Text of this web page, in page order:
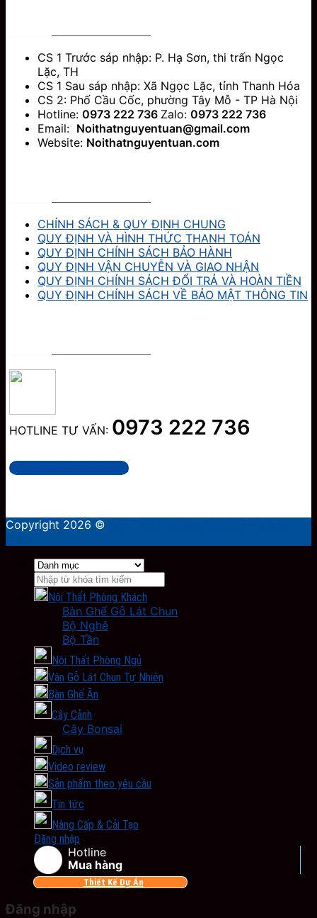
CS 1 Trước sáp nhập: P. Hạ Sơn, thi trấn Ngọc
Lặc, TH
CS 1 Sau sáp nhập: Xã Ngọc Lặc, tỉnh Thanh Hóa
CS 2: Phố Cầu Cốc, phường Tây Mỗ - TP Hà Nội
Hotline: 0973 222 736 Zalo: 0973 222 736
Email: Noithatnguyentuan@gmail.com
Website: Noithatnguyentuan.com
CHÍNH SÁCH & QUY ĐỊNH CHUNG
QUY ĐỊNH VÀ HÌNH THỨC THANH TOÁN
QUY ĐỊNH CHÍNH SÁCH BẢO HÀNH
QUY ĐỊNH VẬN CHUYỄN VÀ GIAO NHẬN
QUY ĐỊNH CHÍNH SÁCH ĐỔI TRẢ VÀ HOÀN TIỀN
QUY ĐỊNH CHÍNH SÁCH VỀ BẢO MẬT THÔNG TIN
HOTLINE TƯ VẤN: 0973 222 736
Nội Thất Nguyễn Tuấn
Copyright 2026 ©
Tìm
kiếm:Nội Thất Phòng Khách
Bàn Ghế Gỗ Lát Chun
Bộ Nghê
Bộ Tần
Nội Thất Phòng Ngủ
Vân Gỗ Lát Chun Tự Nhiên
Bàn Ghế Ăn
Cây Cảnh
Cây Bonsai
Dịch vụ
Video review
Sản phẩm theo yêu cầu
Tin tức
Nâng Cấp & Cải Tạo
Đăng nhập
Hotline
Mua hàng
Thiết Kế Dự Án
Đăng nhập